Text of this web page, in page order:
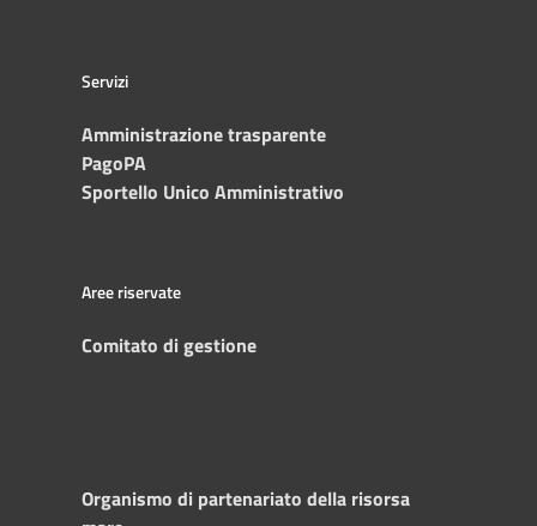
Servizi
Amministrazione trasparente
PagoPA
Sportello Unico Amministrativo
Aree riservate
Comitato di gestione
Organismo di partenariato della risorsa